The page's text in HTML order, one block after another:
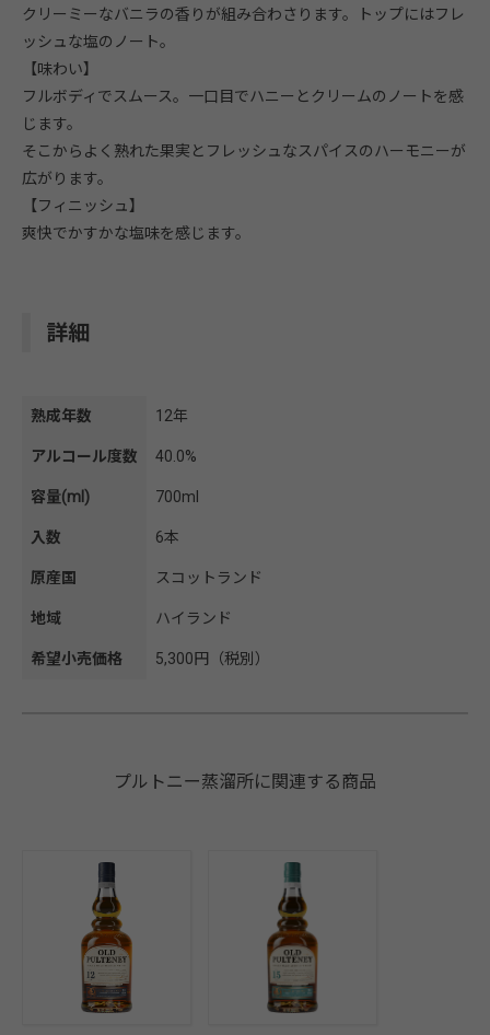
クリーミーなバニラの香りが組み合わさります。トップにはフレ
ッシュな塩のノート。
【味わい】
フルボディでスムース。一口目でハニーとクリームのノートを感
じます。
そこからよく熟れた果実とフレッシュなスパイスのハーモニーが
広がります。
【フィニッシュ】
爽快でかすかな塩味を感じます。
詳細
熟成年数 12年
アルコール度数 40.0%
容量(ml) 700ml
入数 6本
原産国 スコットランド
地域 ハイランド
希望小売価格 5,300円（税別）
プルトニー蒸溜所に関連する商品